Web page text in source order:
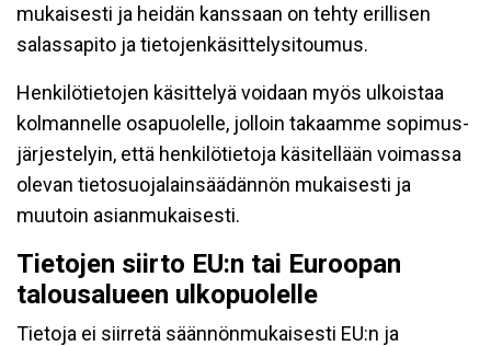
mukaisesti ja heidän kanssaan on tehty erillisen
salassapito ja tietojenkäsittelysitoumus.
Henkilötietojen käsittelyä voidaan myös ulkoistaa
kolmannelle osapuolelle, jolloin takaamme sopimus-
järjestelyin, että henkilötietoja käsitellään voimassa
olevan tietosuojalainsäädännön mukaisesti ja
muutoin asianmukaisesti.
Tietojen siirto EU:n tai Euroopan
talousalueen ulkopuolelle
Tietoja ei siirretä säännönmukaisesti EU:n ja